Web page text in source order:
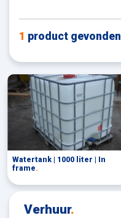
1 product gevonden
Watertank | 1000 liter | In
frame.
Verhuur.